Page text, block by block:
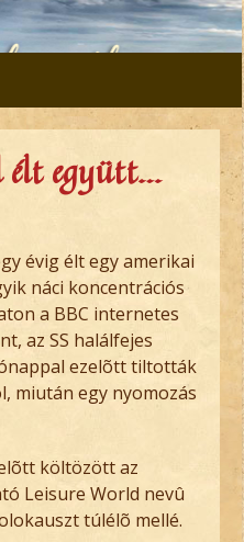
élt együtt…
évig élt egy amerikai
náci koncentrációs
a BBC internetes
az SS halálfejes
ezelõtt tiltották
miután egy nyomozás
költözött az
Leisure World nevû
túlélõ mellé.